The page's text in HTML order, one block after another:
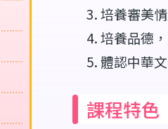
培養審美
培養品德
體認中華
課程特色